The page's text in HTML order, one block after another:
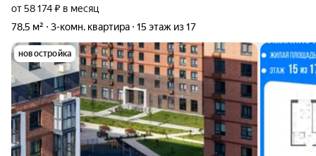
от 58 174 ₽ в месяц
78,5 м²
3-комн. квартира 15 этаж из 17
новостройка